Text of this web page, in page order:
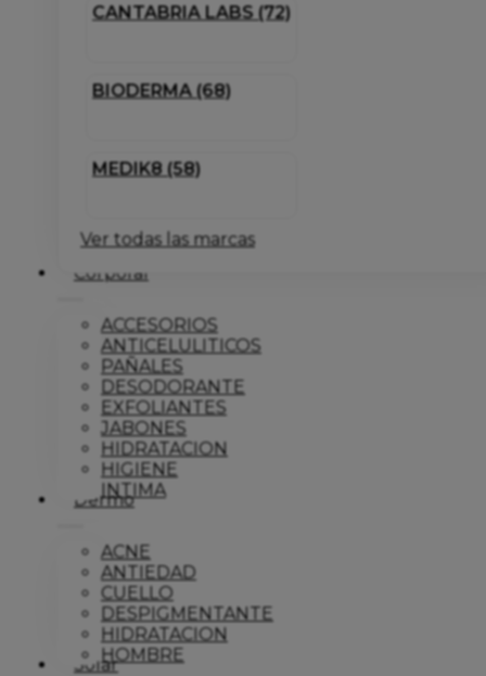
CANTABRIA LABS (72)
BIODERMA (68)
MEDIK8 (58)
Ver todas las marcas
Corporal
ACCESORIOS
ANTICELULITICOS
PAÑALES
DESODORANTE
EXFOLIANTES
JABONES
HIDRATACION
HIGIENE
INTIMA
Dermo
ACNE
ANTIEDAD
CUELLO
DESPIGMENTANTE
HIDRATACION
HOMBRE
Solar